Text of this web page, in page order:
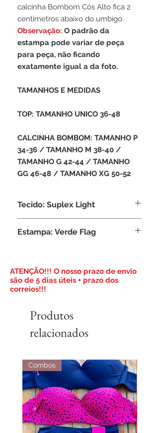
calcinha Bombom Cós Alto fica 2
centimetros abaixo do umbigo.
Observação: O padrão da
estampa pode variar de peça
para peça, não ficando
exatamente igual a da foto.
TAMANHOS E MEDIDAS
TOP: TAMANHO UNICO 36-48
CALCINHA BOMBOM: TAMANHO P
34-36 / TAMANHO M 38-40 /
TAMANHO G 42-44 / TAMANHO
GG 46-48 / TAMANHO XG 50-52
Tecido: Suplex Light
Elastano
Estampa: Verde Flag
​ATENÇÃO!!! O nosso prazo de envio
são de 5 dias úteis + prazo dos
correios!!!
Produtos
relacionados
Combos